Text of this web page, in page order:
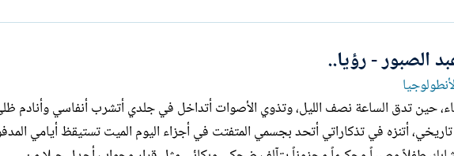
الصبور - رؤيا..
حين تدق الساعة نصف الليل، وتذوي الأصوات أتداخل في جلدي أتشرب أنفاسي وأنادم
أتنزه في تذكاراتي أتحد بجسمي المتفتت في أجزاء اليوم الميت تستيقظ أيامي